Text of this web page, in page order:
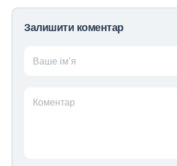
Залишити коментар
Ваше ім’я
Коментар